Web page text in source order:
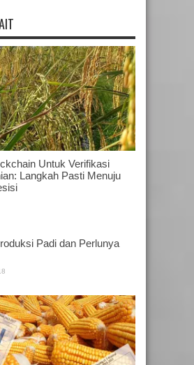
Untuk Verifikasi
Langkah Pasti Menuju
Padi dan Perlunya